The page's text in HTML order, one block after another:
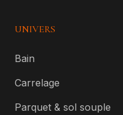
UNIVERS
Bain
Carrelage
Parquet & sol souple